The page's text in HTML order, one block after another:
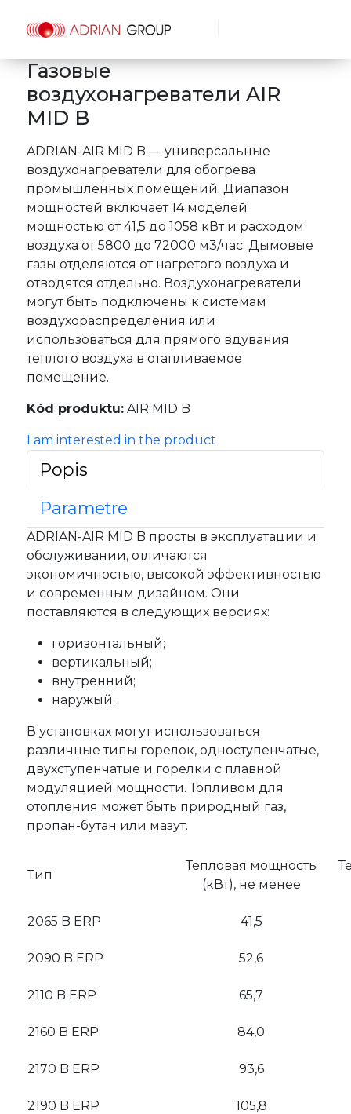
Газовые
воздухонагреватели AIR
MID B
ADRIAN-AIR MID B — универсальные
воздухонагреватели для обогрева
промышленных помещений. Диапазон
мощностей включает 14 моделей
мощностью от 41,5 до 1058 кВт и расходом
воздуха от 5800 до 72000 м3/час. Дымовые
газы отделяются от нагретого воздуха и
отводятся отдельно. Воздухонагреватели
могут быть подключены к системам
воздухораспределения или
использоваться для прямого вдувания
теплого воздуха в отапливаемое
помещение.
Kód produktu: AIR MID B
I am interested in the product
Popis
Parametre
ADRIAN-AIR MID B просты в эксплуатации и
обслуживании, отличаются
экономичностью, высокой эффективностью
и современным дизайном. Они
поставляются в следующих версиях:
горизонтальный;
вертикальный;
внутренний;
наружый.
В установках могут использоваться
различные типы горелок, одноступенчатые,
двухступенчатые и горелки с плавной
модуляцией мощности. Топливом для
отопления может быть природный газ,
пропан-бутан или мазут.
Тип
Тепловая мощность
(кВт), не менее
2065 B ERP 41,5
2090 B ERP 52,6
2110 B ERP 65,7
2160 B ERP 84,0
2170 B ERP 93,6
2190 B ERP 105,8